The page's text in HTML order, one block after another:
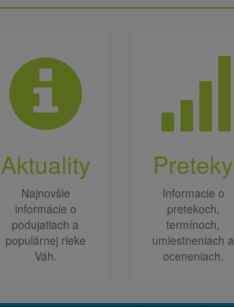
Aktuality
Najnovšie
informácie o
podujatiach a
populárnej rieke
Váh.
Preteky
Informacie o
pretekoch,
termínoch,
umiestneniach a
oceneniach.